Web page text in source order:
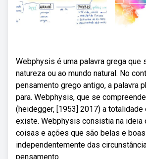
Webphysis é uma palavra grega que
natureza ou ao mundo natural. No
pensamento grego antigo, a palavra
para. Webphysis, que se
(heidegger, [1953] 2017) a totalidade
existe. Webphysis consistia na ideia
coisas e ações que são belas e
independentemente das
pensamento.